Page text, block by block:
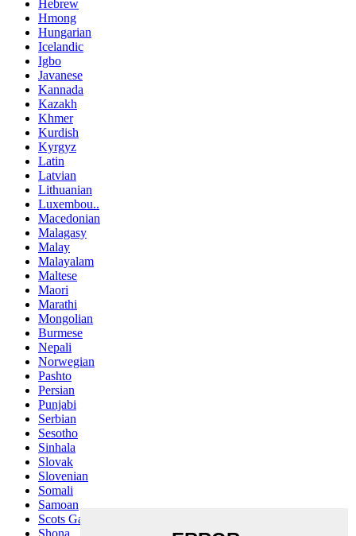
Hebrew
Hmong
Hungarian
Icelandic
Igbo
Javanese
Kannada
Kazakh
Khmer
Kurdish
Kyrgyz
Latin
Latvian
Lithuanian
Luxembou..
Macedonian
Malagasy
Malay
Malayalam
Maltese
Maori
Marathi
Mongolian
Burmese
Nepali
Norwegian
Pashto
Persian
Punjabi
Serbian
Sesotho
Sinhala
Slovak
Slovenian
Somali
Samoan
Scots Gaelic
Shona